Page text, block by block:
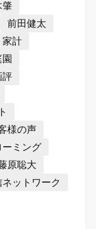
肇
前田健太
家計
評
様の声
ーミング
原聡大
ネットワーク